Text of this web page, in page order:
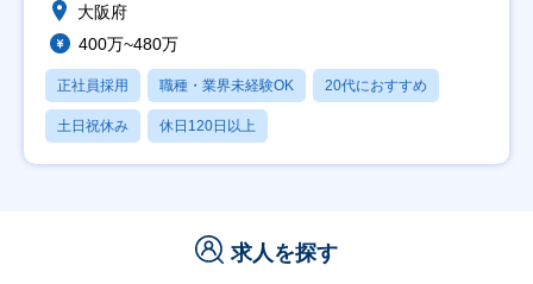
大阪府
400万~480万
正社員採用 職種・業界未経験OK 20代におすすめ
土日祝休み 休日120日以上
求人を探す